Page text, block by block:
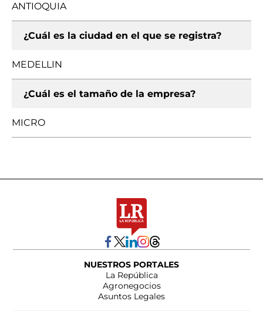
ANTIOQUIA
¿Cuál es la ciudad en el que se registra?
MEDELLIN
¿Cuál es el tamaño de la empresa?
MICRO
NUESTROS PORTALES
La República
Agronegocios
Asuntos Legales